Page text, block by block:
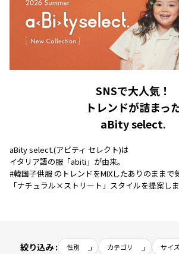
SNSで大人気！
トレンドが詰まっ
aBity select.
aBity select.(アビティ セレクト)は
イタリア語の服「abiti」が由来。
#韓国子供服 のトレンドをMIXしたありのままで
「ナチュラル×ストリート」スタイルを提案しま
絞り込み : 性別 カテゴリ サイ